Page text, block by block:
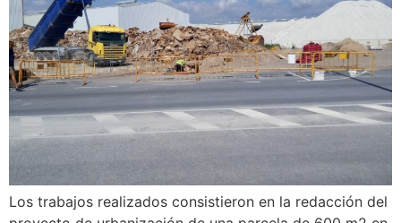
Los trabajos realizados consistieron en la redacción del